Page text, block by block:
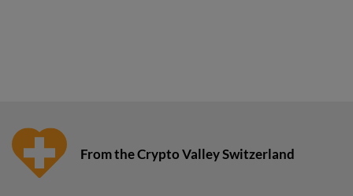
From the Crypto Valley Switzerland